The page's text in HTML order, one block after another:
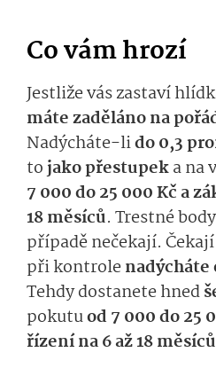
Co vám hrozí
Jestliže vás zastaví
máte zaděláno na
Nadýcháte-lido 0,3
to jako přestupeka na
7 000 do 25 000 Kč a
18 měsíců. Trestné
případě nečekají.
při kontrolenadýcháte
Tehdy dostanete hned
pokutuod 7 000 do 25
řízení na 6 až 18